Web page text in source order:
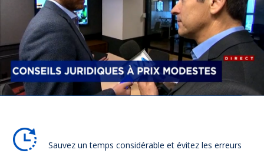
Trouvez toutel'aide nécéssaire
Sauvez un temps considérable et évitez les erreurs